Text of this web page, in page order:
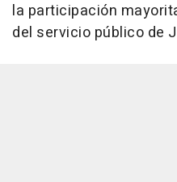
la participación
del servicio público de